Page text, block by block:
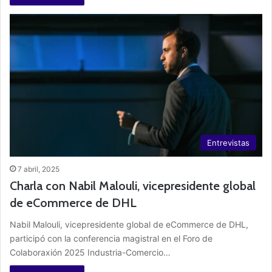
Entrevistas
7 abril, 2025
Charla con Nabil Malouli, vicepresidente global
de eCommerce de DHL
Nabil Malouli, vicepresidente global de eCommerce de DHL,
participó con la conferencia magistral en el Foro de
Colaboraxión 2025 Industria-Comercio…